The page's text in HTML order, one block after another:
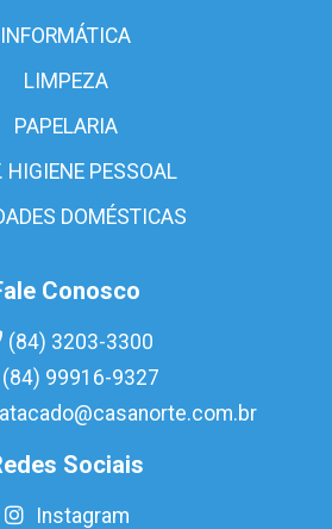
INFORMÁTICA
LIMPEZA
PAPELARIA
HIGIENE PESSOAL
DOMÉSTICAS
Conosco
(84) 3203-3300
(84) 99916-9327
Sociais
Instagram